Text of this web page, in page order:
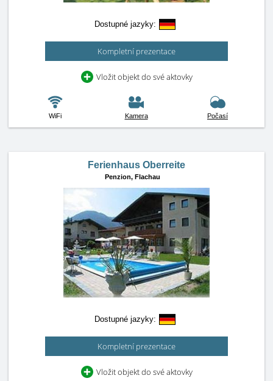
Dostupné jazyky:
Kompletní prezentace
Vložit objekt do své aktovky
WiFi Kamera Počasí
Ferienhaus Oberreite
Penzion, Flachau
Dostupné jazyky:
Kompletní prezentace
Vložit objekt do své aktovky